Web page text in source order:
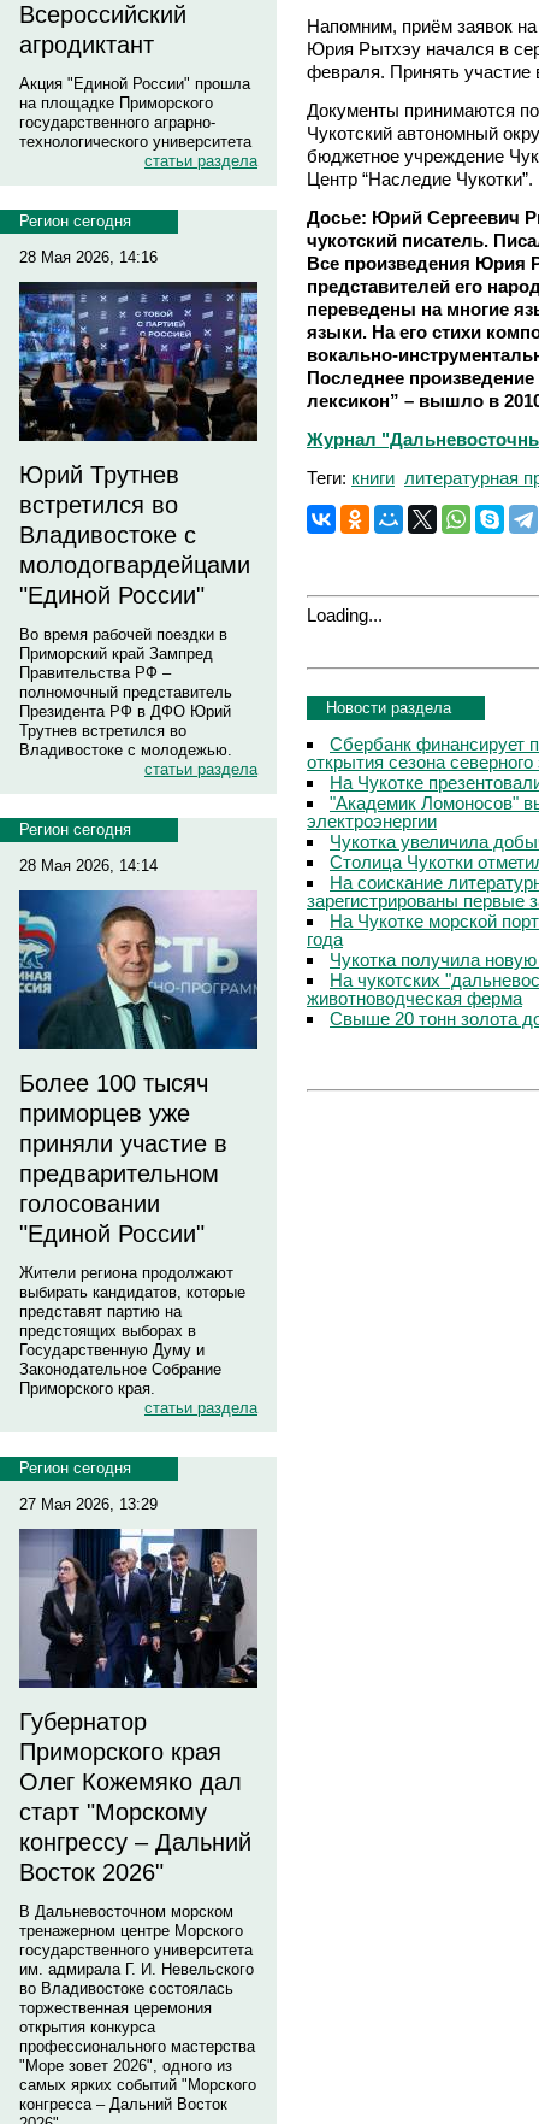
Всероссийский
агродиктант
Акция "Единой России" прошла
на площадке Приморского
государственного аграрно-
технологического университета
статьи раздела
Регион сегодня
28 Мая 2026, 14:16
Юрий Трутнев
встретился во
Владивостоке с
молодогвардейцами
"Единой России"
Во время рабочей поездки в
Приморский край Зампред
Правительства РФ –
полномочный представитель
Президента РФ в ДФО Юрий
Трутнев встретился во
Владивостоке с молодежью.
статьи раздела
Регион сегодня
28 Мая 2026, 14:14
Более 100 тысяч
приморцев уже
приняли участие в
предварительном
голосовании
"Единой России"
Жители региона продолжают
выбирать кандидатов, которые
представят партию на
предстоящих выборах в
Государственную Думу и
Законодательное Собрание
Приморского края.
статьи раздела
Регион сегодня
27 Мая 2026, 13:29
Губернатор
Приморского края
Олег Кожемяко дал
старт "Морскому
конгрессу – Дальний
Восток 2026"
В Дальневосточном морском
тренажерном центре Морского
государственного университета
им. адмирала Г. И. Невельского
во Владивостоке состоялась
торжественная церемония
открытия конкурса
профессионального мастерства
"Море зовет 2026", одного из
самых ярких событий "Морского
конгресса – Дальний Восток
Напомним, приём заявок
Юрия Рытхэу начался в
февраля. Принять участие
Документы принимаются
Чукотский автономный
бюджетное учреждение
Центр “Наследие Чукотки”.
Досье: Юрий Сергеевич
чукотский писатель.
Все произведения Юрия
представителей его
переведены на многие
языки. На его стихи
вокально-
Последнее
лексикон” – вышло в
Журнал
Теги: книги литературная
Loading...
Новости раздела
Сбербанк финансирует
открытия сезона северного
На Чукотке
"Академик Ломоносов"
электроэнергии
Чукотка увеличила
Столица Чукотки
На соискание
зарегистрированы первые
На Чукотке морской
года
Чукотка получила
На чукотских
животноводческая ферма
Свыше 20 тонн золота